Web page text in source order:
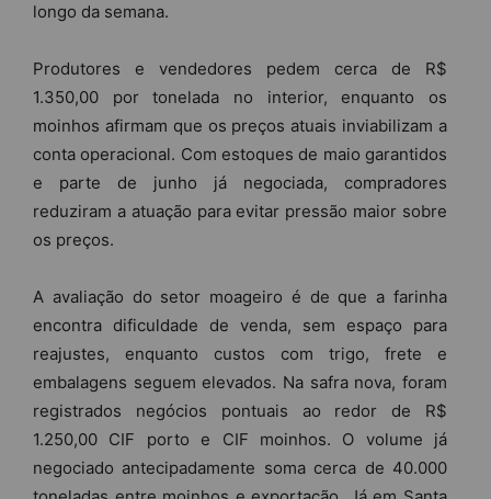
longo da semana.
Produtores e vendedores pedem cerca de R$
1.350,00 por tonelada no interior, enquanto os
moinhos afirmam que os preços atuais inviabilizam a
conta operacional. Com estoques de maio garantidos
e parte de junho já negociada, compradores
reduziram a atuação para evitar pressão maior sobre
os preços.
A avaliação do setor moageiro é de que a farinha
encontra dificuldade de venda, sem espaço para
reajustes, enquanto custos com trigo, frete e
embalagens seguem elevados. Na safra nova, foram
registrados negócios pontuais ao redor de R$
1.250,00 CIF porto e CIF moinhos. O volume já
negociado antecipadamente soma cerca de 40.000